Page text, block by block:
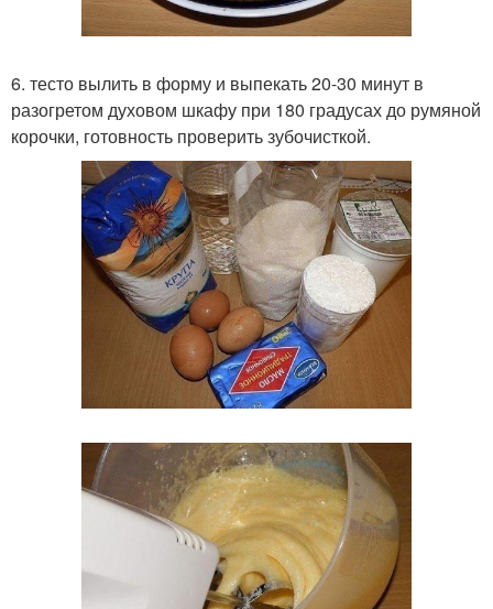
6. тесто вылить в форму и выпекать 20-30 минут в
разогретом духовом шкафу при 180 градусах до румяной
корочки, готовность проверить зубочисткой.